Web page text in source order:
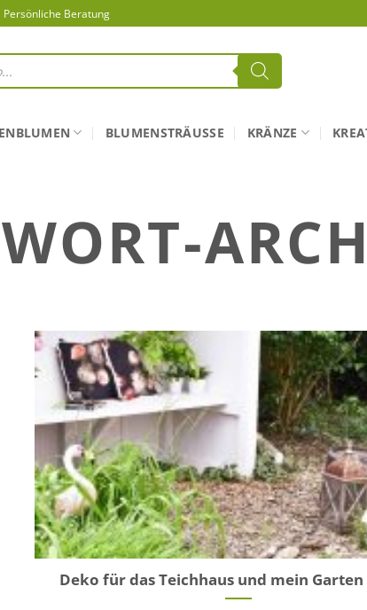
Beratung
BLUMENSTRÄUSSE KRÄNZE
Deko für das Teichhaus und mein